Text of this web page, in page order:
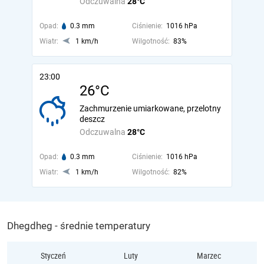
Opad: 0.3 mm Ciśnienie: 1016 hPa
Wiatr:
1 km/h Wilgotność: 83%
23:00
26°C
Odczuwalna 28°C
Zachmurzenie umiarkowane, przelotny
deszcz
Opad: 0.3 mm Ciśnienie: 1016 hPa
Wiatr:
1 km/h Wilgotność: 82%
Dhegdheg - średnie temperatury
Styczeń Luty Marzec